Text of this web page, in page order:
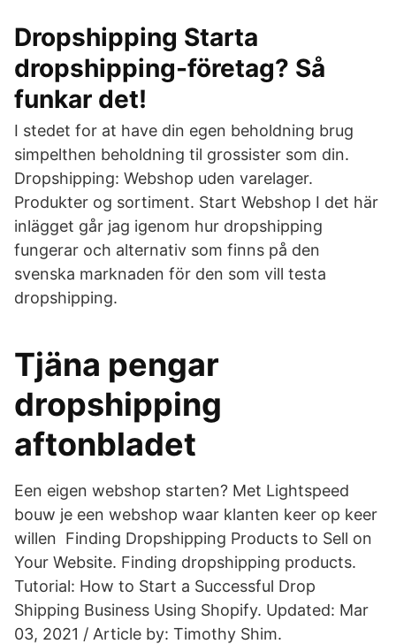
Dropshipping Starta
dropshipping-företag? Så
funkar det!
I stedet for at have din egen beholdning brug
simpelthen beholdning til grossister som din.
Dropshipping: Webshop uden varelager.
Produkter og sortiment. Start Webshop I det här
inlägget går jag igenom hur dropshipping
fungerar och alternativ som finns på den
svenska marknaden för den som vill testa
dropshipping.
Tjäna pengar
dropshipping
aftonbladet
Een eigen webshop starten? Met Lightspeed
bouw je een webshop waar klanten keer op keer
willen Finding Dropshipping Products to Sell on
Your Website. Finding dropshipping products.
Tutorial: How to Start a Successful Drop
Shipping Business Using Shopify. Updated: Mar
03, 2021 / Article by: Timothy Shim.